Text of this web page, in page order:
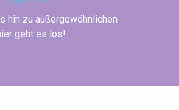
hin zu außergewöhnlichen
geht es los!